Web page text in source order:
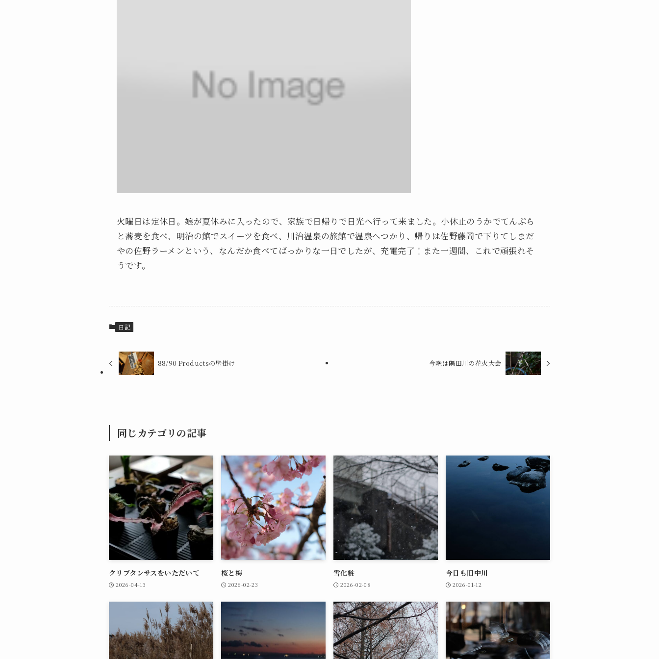
火曜日は定休日。娘が夏休みに入ったので、家族で日帰りで日光へ行って来ました。小休止のうかでてんぷら
と蕎麦を食べ、明治の館でスイーツを食べ、川治温泉の旅館で温泉へつかり、帰りは佐野藤岡で下りてしまだ
やの佐野ラーメンという、なんだか食べてばっかりな一日でしたが、充電完了！また一週間、これで頑張れそ
うです。
日記
88/90 Productsの壁掛け 今晩は隅田川の花火大会
同じカテゴリの記事
クリプタンサスをいただいて
2026-04-13
桜と梅
2026-02-23
雪化粧
2026-02-08
今日も旧中川
2026-01-12